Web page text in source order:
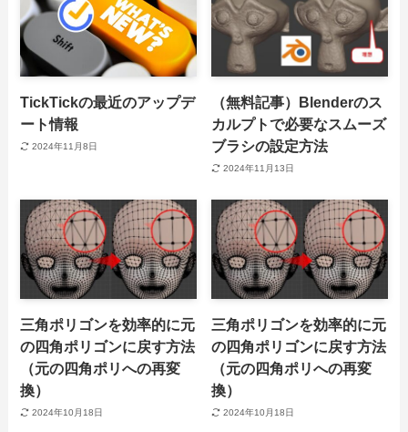
TickTickの最近のアップデ
ート情報
2024年11月8日
（無料記事）Blenderのス
カルプトで必要なスムーズ
ブラシの設定方法
2024年11月13日
三角ポリゴンを効率的に元
の四角ポリゴンに戻す方法
（元の四角ポリへの再変
換）
2024年10月18日
三角ポリゴンを効率的に元
の四角ポリゴンに戻す方法
（元の四角ポリへの再変
換）
2024年10月18日